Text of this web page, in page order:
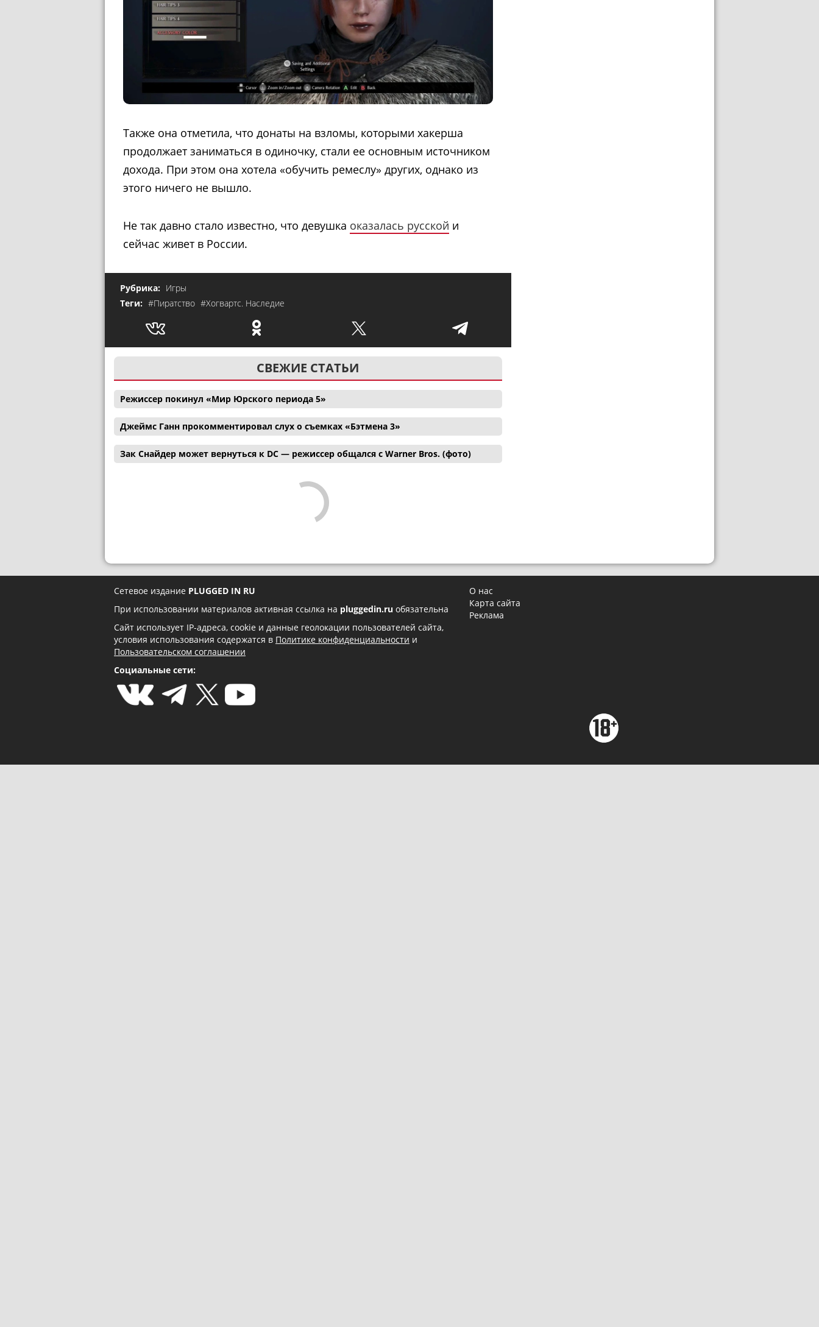
Также она отметила, что донаты на взломы, которыми хакерша
продолжает заниматься в одиночку, стали ее основным источником
дохода. При этом она хотела «обучить ремеслу» других, однако из
этого ничего не вышло.
Не так давно стало известно, что девушка оказалась русской и
сейчас живет в России.
Рубрика: Игры
Теги: #Пиратство #Хогвартс. Наследие
СВЕЖИЕ СТАТЬИ
Режиссер покинул «Мир Юрского периода 5»
Джеймс Ганн прокомментировал слух о съемках «Бэтмена 3»
Зак Снайдер может вернуться к DC — режиссер общался с Warner Bros. (фото)
Сетевое издание PLUGGED IN RU
При использовании материалов активная ссылка на pluggedin.ru обязательна
Сайт использует IP-адреса, cookie и данные геолокации пользователей сайта,
условия использования содержатся в Политике конфиденциальности и
Пользовательском соглашении
Социальные сети:
О нас
Карта сайта
Реклама